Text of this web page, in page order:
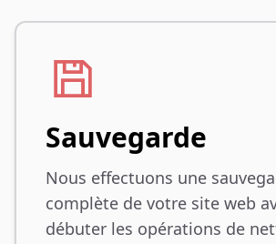
Sauvegarde
Nous effectuons une
complète de votre site web
débuter les opérations de